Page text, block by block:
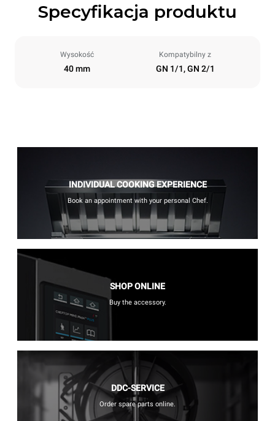
Specyfikacja produktu
Wysokość
40 mm
Kompatybilny z
GN 1/1, GN 2/1
INDIVIDUAL COOKING EXPERIENCE
Book an appointment with your personal Chef.
SHOP ONLINE
Buy the accessory.
DDC-SERVICE
Order spare parts online.